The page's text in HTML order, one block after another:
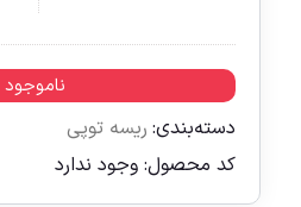
ناموجود
دسته‌بندی: ریسه توپی
کد محصول: وجود ندارد